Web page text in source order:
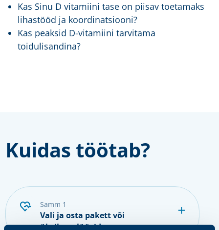
Kas Sinu D vitamiini tase on piisav toetamaks
lihastööd ja koordinatsiooni?
Kas peaksid D-vitamiini tarvitama
toidulisandina?
Kuidas töötab?
samm 1
Vali ja osta pakett või
üksikanalüüsid